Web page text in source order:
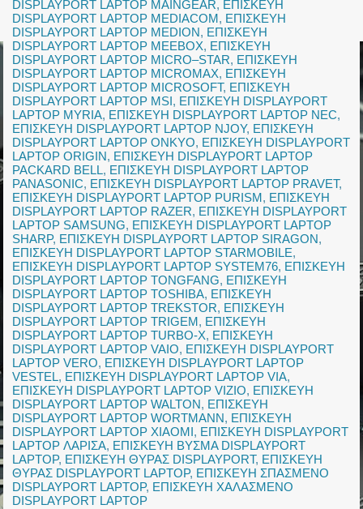
DISPLAYPORT LAPTOP MAINGEAR, ΕΠΙΣΚΕΥΗ
DISPLAYPORT LAPTOP MEDIACOM, ΕΠΙΣΚΕΥΗ
DISPLAYPORT LAPTOP MEDION, ΕΠΙΣΚΕΥΗ
DISPLAYPORT LAPTOP MEEBOX, ΕΠΙΣΚΕΥΗ
DISPLAYPORT LAPTOP MICRO–STAR, ΕΠΙΣΚΕΥΗ
DISPLAYPORT LAPTOP MICROMAX, ΕΠΙΣΚΕΥΗ
DISPLAYPORT LAPTOP MICROSOFT, ΕΠΙΣΚΕΥΗ
DISPLAYPORT LAPTOP MSI, ΕΠΙΣΚΕΥΗ DISPLAYPORT
LAPTOP MYRIA, ΕΠΙΣΚΕΥΗ DISPLAYPORT LAPTOP NEC,
ΕΠΙΣΚΕΥΗ DISPLAYPORT LAPTOP NJOY, ΕΠΙΣΚΕΥΗ
DISPLAYPORT LAPTOP ONKYO, ΕΠΙΣΚΕΥΗ DISPLAYPORT
LAPTOP ORIGIN, ΕΠΙΣΚΕΥΗ DISPLAYPORT LAPTOP
PACKARD BELL, ΕΠΙΣΚΕΥΗ DISPLAYPORT LAPTOP
PANASONIC, ΕΠΙΣΚΕΥΗ DISPLAYPORT LAPTOP PRAVET,
ΕΠΙΣΚΕΥΗ DISPLAYPORT LAPTOP PURISM, ΕΠΙΣΚΕΥΗ
DISPLAYPORT LAPTOP RAZER, ΕΠΙΣΚΕΥΗ DISPLAYPORT
LAPTOP SAMSUNG, ΕΠΙΣΚΕΥΗ DISPLAYPORT LAPTOP
SHARP, ΕΠΙΣΚΕΥΗ DISPLAYPORT LAPTOP SIRAGON,
ΕΠΙΣΚΕΥΗ DISPLAYPORT LAPTOP STARMOBILE,
ΕΠΙΣΚΕΥΗ DISPLAYPORT LAPTOP SYSTEM76, ΕΠΙΣΚΕΥΗ
DISPLAYPORT LAPTOP TONGFANG, ΕΠΙΣΚΕΥΗ
DISPLAYPORT LAPTOP TOSHIBA, ΕΠΙΣΚΕΥΗ
DISPLAYPORT LAPTOP TREKSTOR, ΕΠΙΣΚΕΥΗ
DISPLAYPORT LAPTOP TRIGEM, ΕΠΙΣΚΕΥΗ
DISPLAYPORT LAPTOP TURBO-X, ΕΠΙΣΚΕΥΗ
DISPLAYPORT LAPTOP VAIO, ΕΠΙΣΚΕΥΗ DISPLAYPORT
LAPTOP VERO, ΕΠΙΣΚΕΥΗ DISPLAYPORT LAPTOP
VESTEL, ΕΠΙΣΚΕΥΗ DISPLAYPORT LAPTOP VIA,
ΕΠΙΣΚΕΥΗ DISPLAYPORT LAPTOP VIZIO, ΕΠΙΣΚΕΥΗ
DISPLAYPORT LAPTOP WALTON, ΕΠΙΣΚΕΥΗ
DISPLAYPORT LAPTOP WORTMANN, ΕΠΙΣΚΕΥΗ
DISPLAYPORT LAPTOP XIAOMI, ΕΠΙΣΚΕΥΗ DISPLAYPORT
LAPTOP ΛΑΡΙΣΑ, ΕΠΙΣΚΕΥΗ ΒΥΣΜΑ DISPLAYPORT
LAPTOP, ΕΠΙΣΚΕΥΗ ΘΥΡΑΣ DISPLAYPORT, ΕΠΙΣΚΕΥΗ
ΘΥΡΑΣ DISPLAYPORT LAPTOP, ΕΠΙΣΚΕΥΗ ΣΠΑΣΜΕΝΟ
DISPLAYPORT LAPTOP, ΕΠΙΣΚΕΥΗ ΧΑΛΑΣΜΕΝΟ
DISPLAYPORT LAPTOP